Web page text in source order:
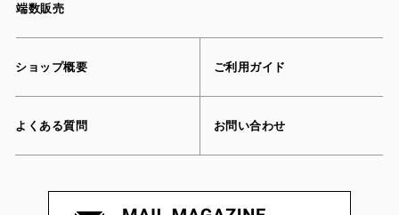
端数販売
ショップ概要 ご利用ガイド
よくある質問 お問い合わせ